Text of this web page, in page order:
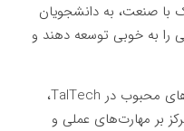
با صنعت، به دانشجویان
به خوبی توسعه دهند و
: یکی از رشته‌های محبوب در TalTech،
بر مهارت‌های عملی و